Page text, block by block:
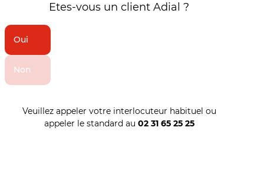
Etes-vous un client Adial ?
Oui
Non
Veuillez appeler votre interlocuteur habituel ou
appeler le standard au 02 31 65 25 25